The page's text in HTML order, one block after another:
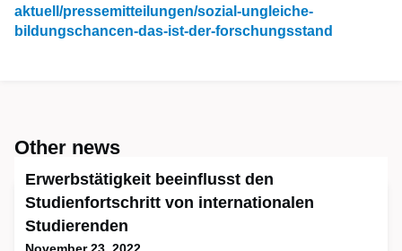
aktuell/pressemitteilungen/sozial-ungleiche-
bildungschancen-das-ist-der-forschungsstand
Other news
Erwerbstätigkeit beeinflusst den
Studienfortschritt von internationalen
Studierenden
November 23, 2022